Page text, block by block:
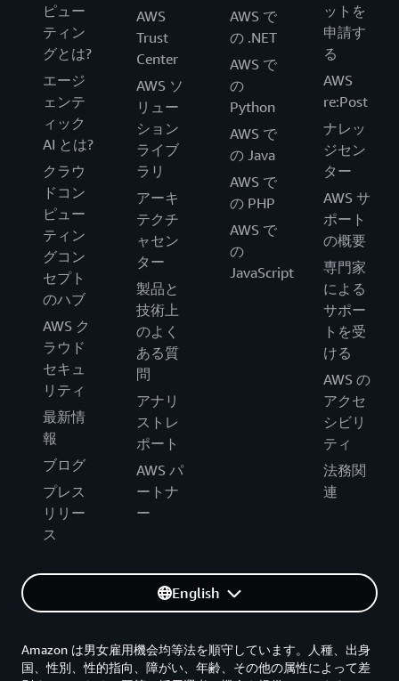
ピュー
ティン
グとは?
エージ
ェンテ
ィック
AI とは?
クラウ
ドコン
ピュー
ティン
グコン
セプト
のハブ
AWS ク
ラウド
セキュ
リティ
最新情
報
ブログ
プレス
リリー
ス
AWS
Trust
Center
AWS ソ
リュー
ション
ライブ
ラリ
アーキ
テクチ
ャセン
ター
製品と
技術上
のよく
ある質
問
アナリ
ストレ
ポート
AWS パ
ートナ
ー
AWS で
の .NET
AWS で
の
Python
AWS で
の Java
AWS で
の PHP
AWS で
の
JavaScript
ットを
申請す
る
AWS
re:Post
ナレッ
ジセン
ター
AWS サ
ポート
の概要
専門家
による
サポー
トを受
ける
AWS の
アクセ
シビリ
ティ
法務関
連
English
Amazon は男女雇用機会均等法を順守しています。人種、出身
国、性別、性的指向、障がい、年齢、その他の属性によって差